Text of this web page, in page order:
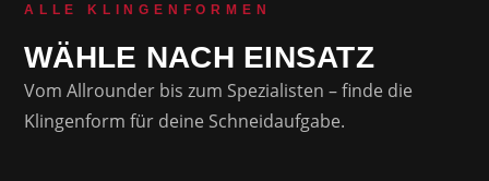
ALLE KLINGENFORMEN
WÄHLE NACH EINSATZ
Vom Allrounder bis zum Spezialisten – finde die
Klingenform für deine Schneidaufgabe.